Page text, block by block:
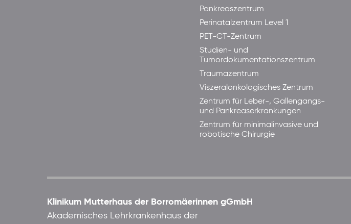
Pankreaszentrum
Perinatalzentrum Level 1
PET-CT-Zentrum
Studien- und
Tumordokumentationszentrum
Traumazentrum
Viszeralonkologisches Zentrum
Zentrum für Leber-, Gallengangs-
und Pankreaserkrankungen
Zentrum für minimalinvasive und
robotische Chirurgie
Klinikum Mutterhaus der Borromäerinnen gGmbH
Akademisches Lehrkrankenhaus der